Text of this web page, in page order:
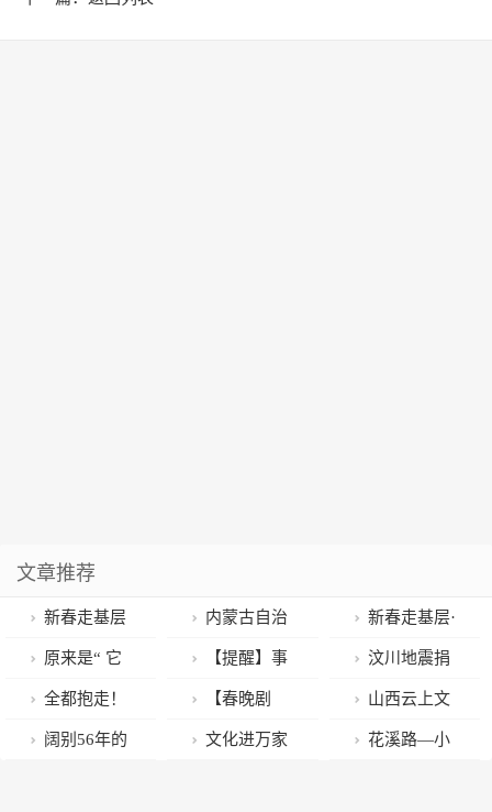
文章推荐
新春走基层
丨春天的守护
者——一位独
龙族女孩的春
内蒙古自治
区政协新一届
主席、副主
席、秘书长简
新春走基层·
暖心事｜莱芜
区市场监管
局：全力保障
原来是“ 它
们 ”！钟楼街
超大福蛋真相
【提醒】事
关春节！云南
消防最新提示
汶川地震捐
款1.1万元的
“卖炭翁”走
全都抱走！
软萌甜Q的
【春晚剧
透】这些小曲
山西云上文
博会，大！
阔别56年的 文化进万家 花溪路—小